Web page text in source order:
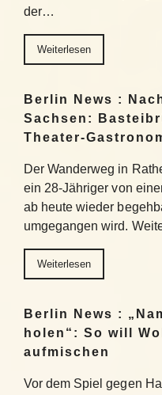
der…
Weiterlesen
Berlin News :
Sachsen:
Theater-
Der Wanderweg in
ein 28-Jähriger von
ab heute wieder
umgegangen wird.
Weiterlesen
Berlin News :
holen“: So will
aufmischen
Vor dem Spiel gegen